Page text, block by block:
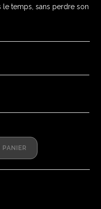
temps, sans perdre son